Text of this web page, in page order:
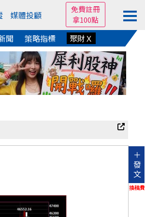
媒體投顧
免費註冊
拿100點
聞 策略指標 聚財Ｘ
＋
發
文
換稿費